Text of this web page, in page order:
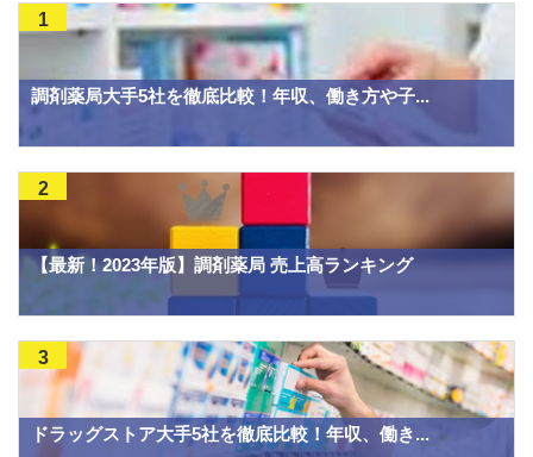
調剤薬局大手5社を徹底比較！年収、働き方や子...
1
【最新！2023年版】調剤薬局 売上高ランキング
2
ドラッグストア大手5社を徹底比較！年収、働き...
3